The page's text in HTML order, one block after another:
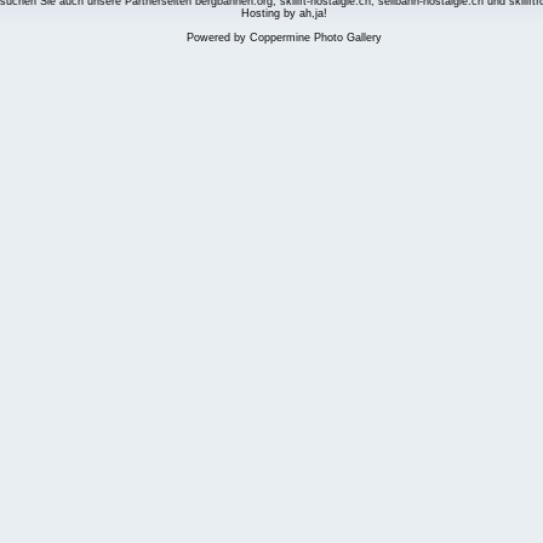
Hosting by ah,ja!
Powered by Coppermine Photo Gallery